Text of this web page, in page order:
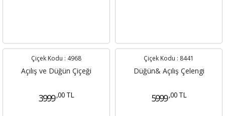
Çiçek Kodu : 4968
Açılış ve Düğün Çiçeği
3999 ,00 TL
Çiçek Kodu : 8441
Düğün& Açılış Çelengi
5999 ,00 TL